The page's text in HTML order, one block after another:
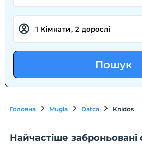
Пошук
Головна Mugla Datca Knidos
Найчастіше заброньовані